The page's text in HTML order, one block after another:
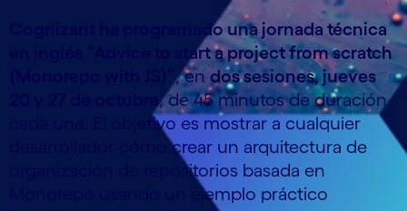
Cognizant ha programado una jornada técnica
en inglés “Advice to start a project from scratch
, en dos sesiones, jueves
, de 45 minutos de duración
cada una. El objetivo es mostrar a cualquier
desarrollador cómo crear un arquitectura de
organización de repositorios basada en
Monorepo usando un ejemplo práctico